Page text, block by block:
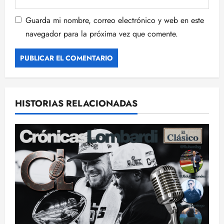
Guarda mi nombre, correo electrónico y web en este
navegador para la próxima vez que comente.
HISTORIAS RELACIONADAS